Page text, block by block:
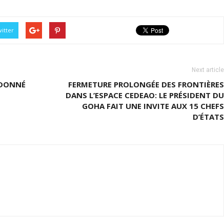
Next article
FERMETURE PROLONGÉE DES FRONTIÈRES
DANS L’ESPACE CEDEAO: LE PRÉSIDENT DU
GOHA FAIT UNE INVITE AUX 15 CHEFS
D’ÉTATS